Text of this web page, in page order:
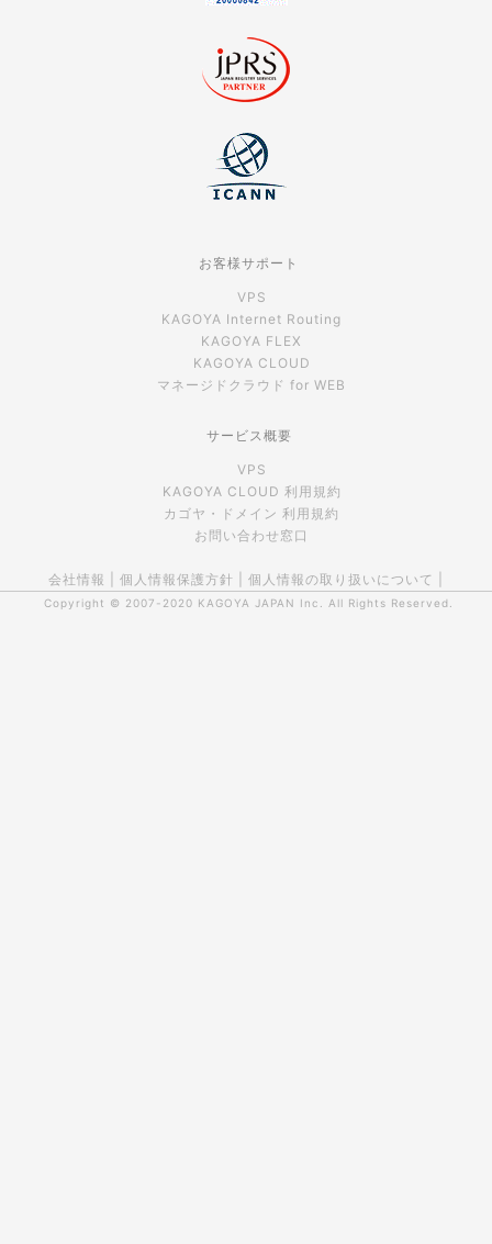
お客様サポート
VPS
KAGOYA Internet Routing
KAGOYA FLEX
KAGOYA CLOUD
マネージドクラウド for WEB
サービス概要
VPS
KAGOYA CLOUD 利用規約
カゴヤ・ドメイン 利用規約
お問い合わせ窓口
会社情報 個人情報保護方針 個人情報の取り扱いについて
Copyright © 2007-2020 KAGOYA JAPAN Inc. All Rights Reserved.